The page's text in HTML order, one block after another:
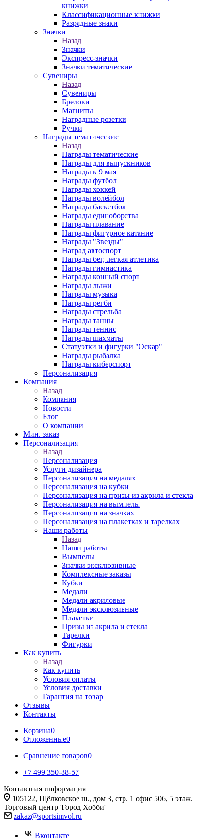
книжки
Классификационные книжки
Разрядные знаки
Значки
Назад
Значки
Экспресс-значки
Значки тематические
Сувениры
Назад
Сувениры
Брелоки
Магниты
Наградные розетки
Ручки
Награды тематические
Назад
Награды тематические
Награды для выпускников
Награды к 9 мая
Награды футбол
Награды хоккей
Награды волейбол
Награды баскетбол
Награды единоборства
Награды плавание
Награды фигурное катание
Награды "Звезды"
Наград автоспорт
Награды бег, легкая атлетика
Награды гимнастика
Награды конный спорт
Награды лыжи
Награды музыка
Награды регби
Награды стрельба
Награды танцы
Награды теннис
Награды шахматы
Статуэтки и фигурки "Оскар"
Награды рыбалка
Награды киберспорт
Персонализация
Компания
Назад
Компания
Новости
Блог
О компании
Мин. заказ
Персонализация
Назад
Персонализация
Услуги дизайнера
Персонализация на медалях
Персонализация на кубки
Персонализация на призы из акрила и стекла
Персонализация на вымпелы
Персонализация на значках
Персонализация на плакетках и тарелках
Наши работы
Назад
Наши работы
Вымпелы
Значки эксклюзивные
Комплексные заказы
Кубки
Медали
Медали акриловые
Медали эксклюзивные
Плакетки
Призы из акрила и стекла
Тарелки
Фигурки
Как купить
Назад
Как купить
Условия оплаты
Условия доставки
Гарантия на товар
Отзывы
Контакты
Корзина0
Отложенные0
Сравнение товаров0
+7 499 350-88-57
Контактная информация
105122, Щёлковское ш., дом 3, стр. 1 офис 506, 5 этаж.
Торговый центр 'Город Хобби'
zakaz@sportsimvol.ru
Вконтакте